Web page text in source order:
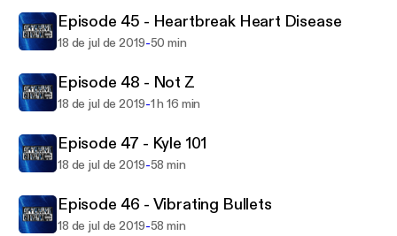
Episode 45 - Heartbreak Heart Disease
18 de jul de 2019-50 min
Episode 48 - Not Z
18 de jul de 2019-1 h 16 min
Episode 47 - Kyle 101
18 de jul de 2019-58 min
Episode 46 - Vibrating Bullets
18 de jul de 2019-58 min